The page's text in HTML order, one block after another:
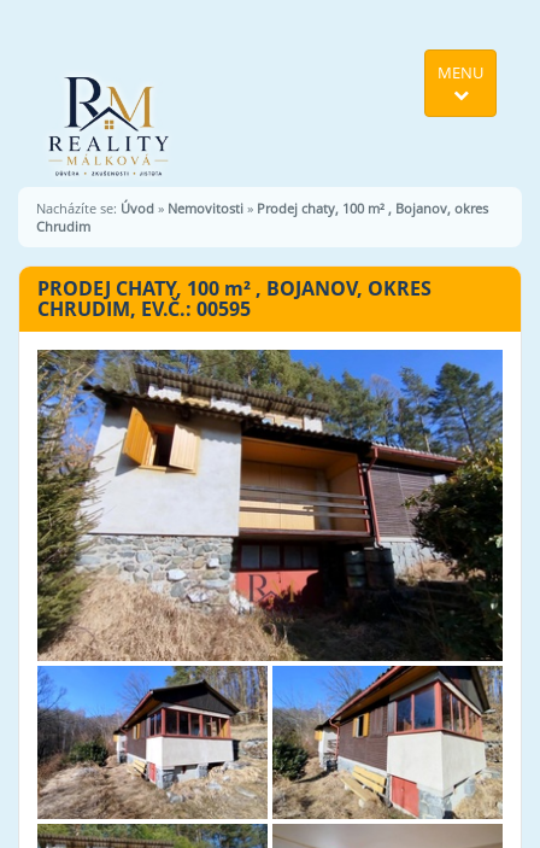
MENU
Nacházíte se: Úvod » Nemovitosti » Prodej chaty, 100 m² , Bojanov, okres
Chrudim
PRODEJ CHATY, 100 m² , BOJANOV, OKRES
CHRUDIM, EV.Č.: 00595